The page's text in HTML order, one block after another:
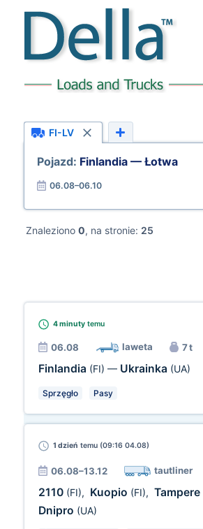
FI-LV
Pojazd: Finlandia — Łotwa
06.08–06.10
Znaleziono 0, na stronie: 25
4 minuty temu
06.08 laweta 7 t
Finlandia (FI) — Ukrainka (UA)
Sprzęgło Pasy
1 dzień temu (09:16 04.08)
06.08–13.12 tautliner
2110 (FI), Kuopio (FI), Tampere
Dnipro (UA)